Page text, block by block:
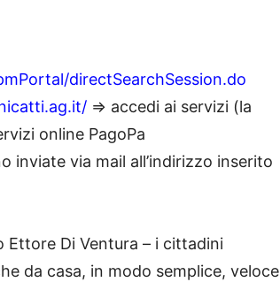
directSearchSession.do
=> accedi ai servizi (la
online PagoPa
inviate via mail all’indirizzo inserito
Ettore Di Ventura – i cittadini
da casa, in modo semplice, veloce